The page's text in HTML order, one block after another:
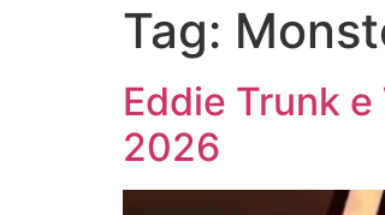
Tag:
Eddie Trunk
2026